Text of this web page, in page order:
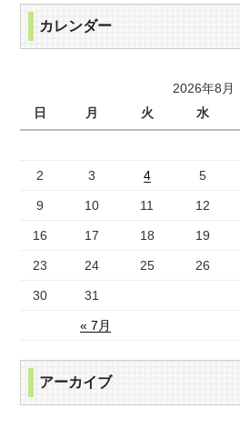
カレンダー
2026年8月
日
月 火 水
« 7月
2 3 4 5
9 10 11 12
16 17 18 19
23 24 25 26
30 31
アーカイブ